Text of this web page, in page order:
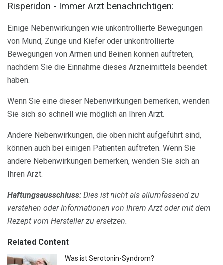
Risperidon - Immer Arzt benachrichtigen:
Einige Nebenwirkungen wie unkontrollierte Bewegungen
von Mund, Zunge und Kiefer oder unkontrollierte
Bewegungen von Armen und Beinen können auftreten,
nachdem Sie die Einnahme dieses Arzneimittels beendet
haben.
Wenn Sie eine dieser Nebenwirkungen bemerken, wenden
Sie sich so schnell wie möglich an Ihren Arzt.
Andere Nebenwirkungen, die oben nicht aufgeführt sind,
können auch bei einigen Patienten auftreten. Wenn Sie
andere Nebenwirkungen bemerken, wenden Sie sich an
Ihren Arzt.
Haftungsausschluss: Dies ist nicht als allumfassend zu
verstehen oder Informationen von Ihrem Arzt oder mit dem
Rezept vom Hersteller zu ersetzen.
Related Content
Was ist Serotonin-Syndrom?